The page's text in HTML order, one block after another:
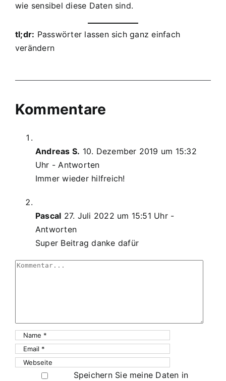
wie sensibel diese Daten sind.
tl;dr: Passwörter lassen sich ganz einfach
verändern
Kommentare
Andreas S. 10. Dezember 2019 um 15:32
Uhr - Antworten
Immer wieder hilfreich!
Pascal 27. Juli 2022 um 15:51 Uhr-
Antworten
Super Beitrag danke dafür
Comment
Speichern Sie meine Daten in